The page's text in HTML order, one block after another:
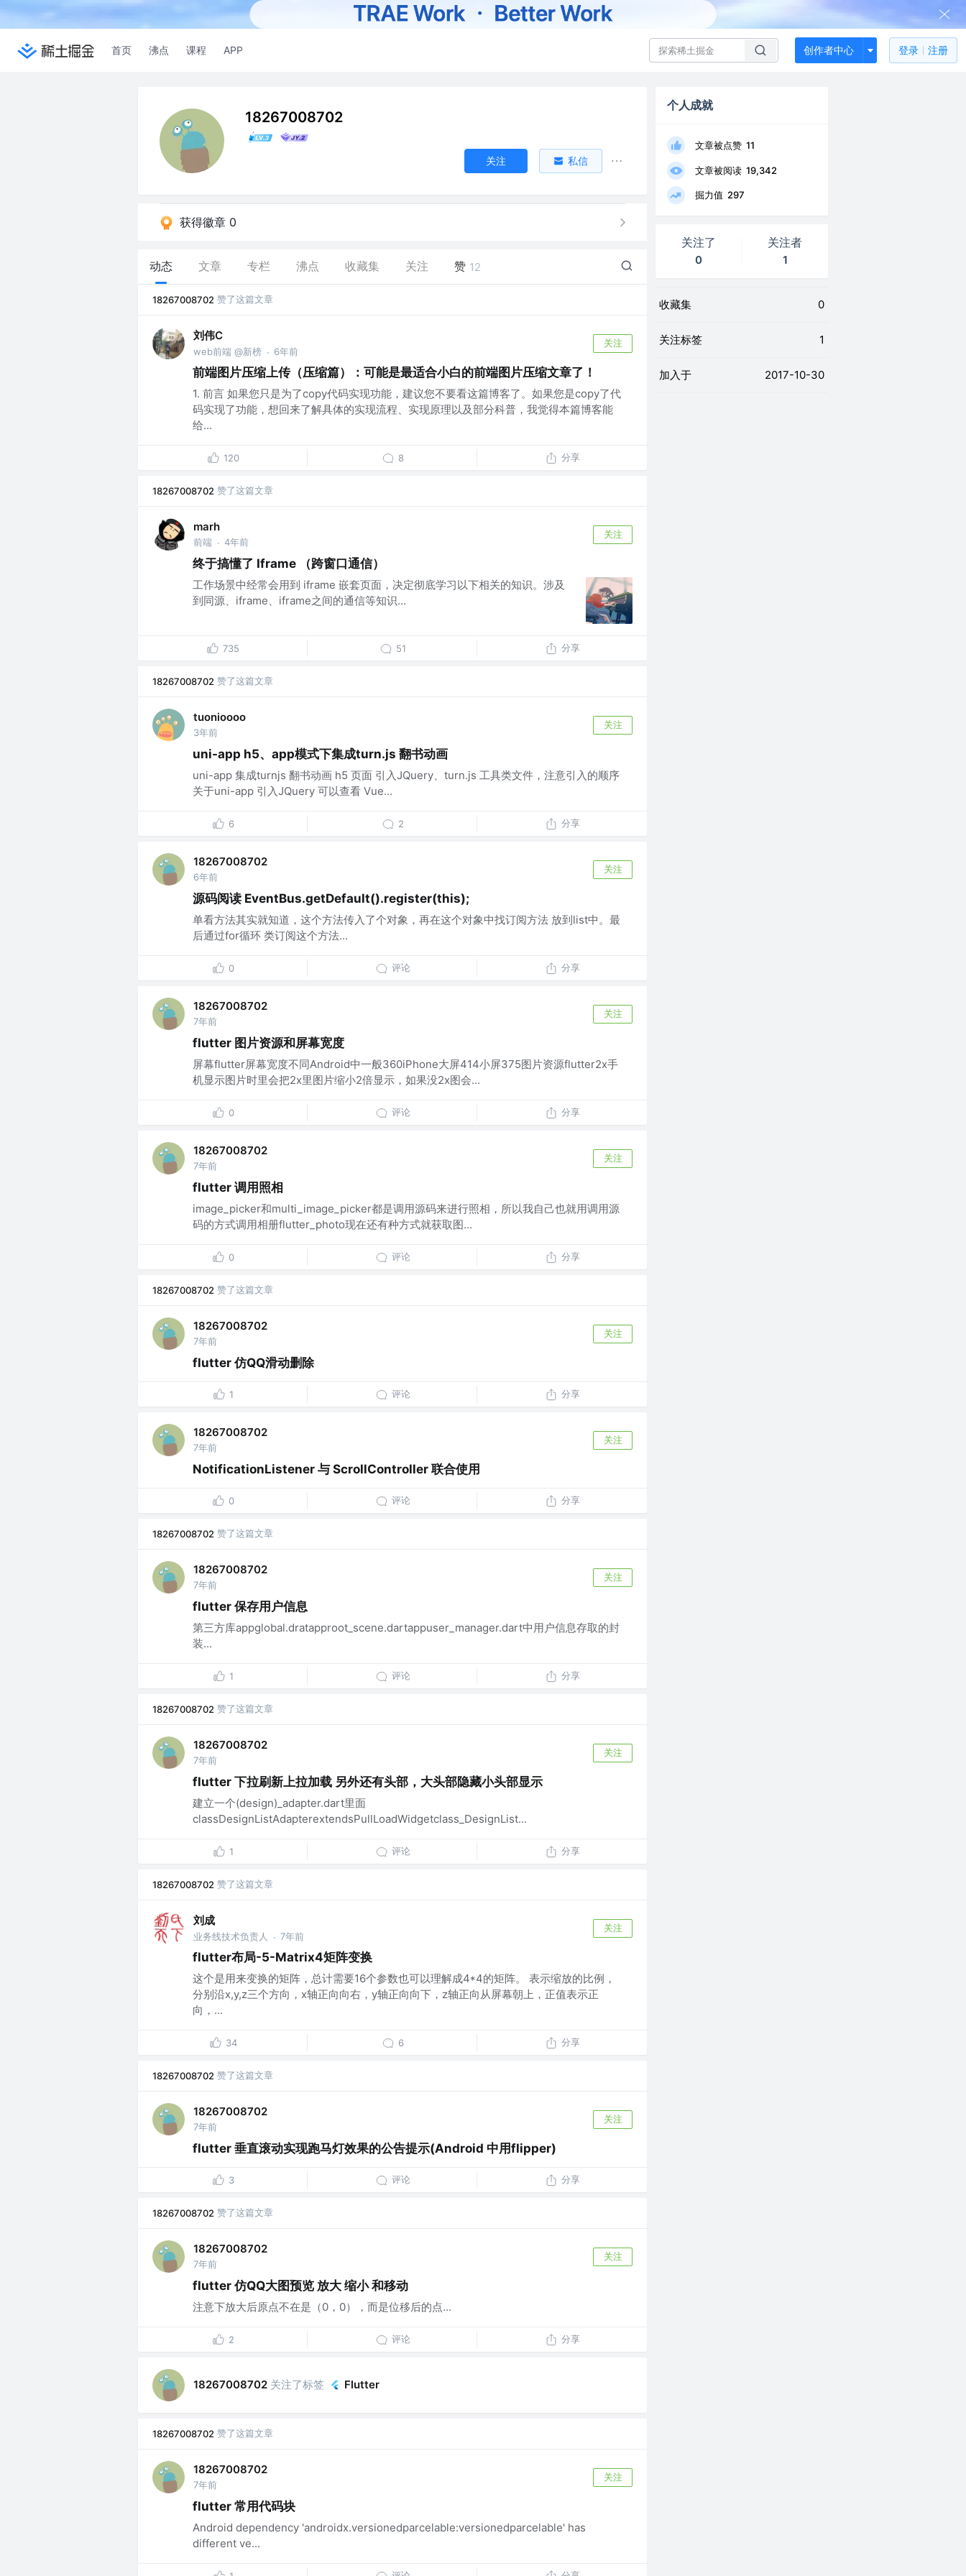
首页 沸点 课程 APP 创作者中心 登录 注册
18267008702
关注 私信
获得徽章 0
动态 文章 专栏 沸点 收藏集 关注 赞 12
18267008702 赞了这篇文章
刘伟C
web前端 @新榜 · 6年前
关注
前端图片压缩上传（压缩篇）：可能是最适合小白的前端图片压缩文章了！
1. 前言 如果您只是为了copy代码实现功能，建议您不要看这篇博客了。如果您是copy了代
码实现了功能，想回来了解具体的实现流程、实现原理以及部分科普，我觉得本篇博客能
给...
120 8 分享
18267008702 赞了这篇文章
marh
前端 · 4年前
关注
终于搞懂了 Iframe （跨窗口通信）
工作场景中经常会用到 iframe 嵌套页面，决定彻底学习以下相关的知识。涉及
到同源、iframe、iframe之间的通信等知识...
735 51 分享
18267008702 赞了这篇文章
tuonioooo
3年前
关注
uni-app h5、app模式下集成turn.js 翻书动画
uni-app 集成turnjs 翻书动画 h5 页面 引入JQuery、turn.js 工具类文件，注意引入的顺序
关于uni-app 引入JQuery 可以查看 Vue...
6 2 分享
18267008702
6年前
关注
源码阅读 EventBus.getDefault().register(this);
单看方法其实就知道，这个方法传入了个对象，再在这个对象中找订阅方法 放到list中。最
后通过for循环 类订阅这个方法...
0 评论 分享
18267008702
7年前
关注
flutter 图片资源和屏幕宽度
屏幕flutter屏幕宽度不同Android中一般360iPhone大屏414小屏375图片资源flutter2x手
机显示图片时里会把2x里图片缩小2倍显示，如果没2x图会...
0 评论 分享
18267008702
7年前
关注
flutter 调用照相
image_picker和multi_image_picker都是调用源码来进行照相，所以我自己也就用调用源
码的方式调用相册flutter_photo现在还有种方式就获取图...
0 评论 分享
18267008702 赞了这篇文章
18267008702
7年前
关注
flutter 仿QQ滑动删除
1 评论 分享
18267008702
7年前
关注
NotificationListener 与 ScrollController 联合使用
0 评论 分享
18267008702 赞了这篇文章
18267008702
7年前
关注
flutter 保存用户信息
第三方库appglobal.dratapproot_scene.dartappuser_manager.dart中用户信息存取的封
装...
1 评论 分享
18267008702 赞了这篇文章
18267008702
7年前
关注
flutter 下拉刷新上拉加载 另外还有头部，大头部隐藏小头部显示
建立一个(design)_adapter.dart里面
classDesignListAdapterextendsPullLoadWidgetclass_DesignList...
1 评论 分享
18267008702 赞了这篇文章
刘成
业务线技术负责人 · 7年前
关注
flutter布局-5-Matrix4矩阵变换
这个是用来变换的矩阵，总计需要16个参数也可以理解成4*4的矩阵。 表示缩放的比例，
分别沿x,y,z三个方向，x轴正向向右，y轴正向向下，z轴正向从屏幕朝上，正值表示正
向，...
34 6 分享
18267008702 赞了这篇文章
18267008702
7年前
关注
flutter 垂直滚动实现跑马灯效果的公告提示(Android 中用flipper)
3 评论 分享
18267008702 赞了这篇文章
18267008702
7年前
关注
flutter 仿QQ大图预览 放大 缩小 和移动
注意下放大后原点不在是（0，0），而是位移后的点...
2 评论 分享
18267008702 关注了标签 Flutter
18267008702 赞了这篇文章
18267008702
7年前
关注
flutter 常用代码块
Android dependency 'androidx.versionedparcelable:versionedparcelable' has
different ve...
个人成就
文章被点赞 11
文章被阅读 19,342
掘力值 297
关注了
0
关注者
1
收藏集 0
关注标签 1
加入于 2017-10-30